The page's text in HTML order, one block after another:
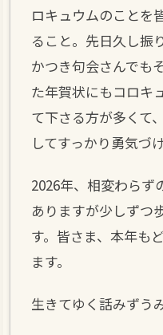
ロキュウムのことを
ること。先日久し振
かつき句会さんでも
た年賀状にもコロキ
て下さる方が多くて
してすっかり勇気づ
2026年、相変わらず
ありますが少しずつ
す。皆さま、本年も
ます。
生きてゆく話み